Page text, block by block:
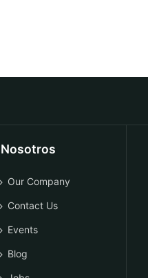
Nosotros
Our Company
Contact Us
Events
Blog